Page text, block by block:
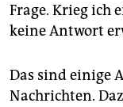
Frage. Krieg ich
keine Antwort
Das sind einige
Nachrichten.